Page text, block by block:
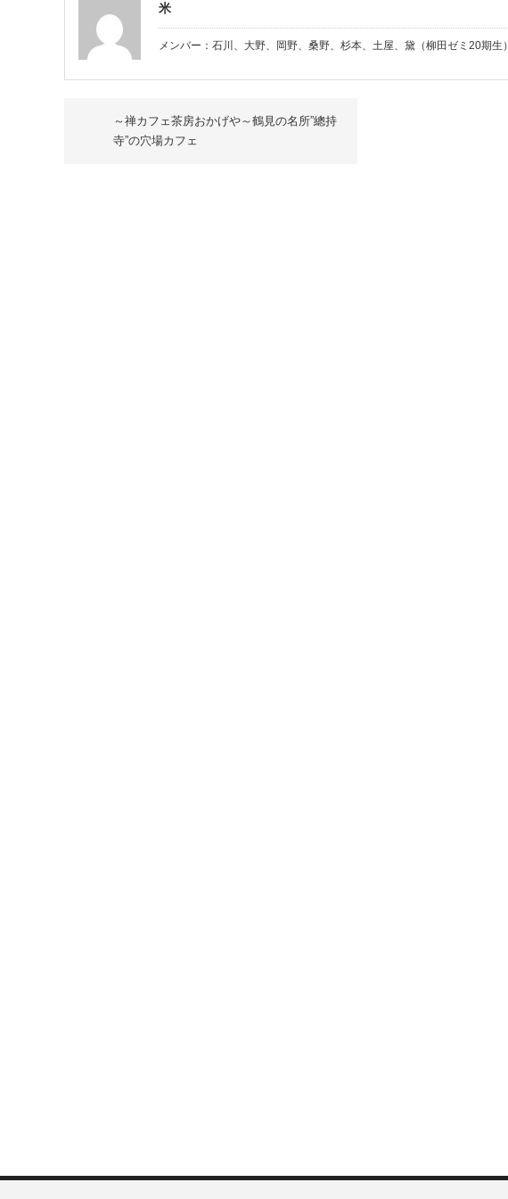
米
メンバー：石川、大野、岡野、桑野、杉本、土屋、黛（柳田ゼミ20期生）
～禅カフェ茶房おかげや～鶴見の名所”總持
寺”の穴場カフェ